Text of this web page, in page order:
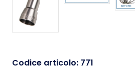
Codice articolo: 771